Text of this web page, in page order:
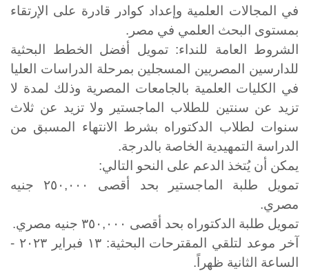
في المجالات العلمية وإعداد كوادر قادرة على الإرتقاء
بمستوى البحث العلمي في مصر.
الشروط العامة للنداء: تمويل أفضل الخطط البحثية
للدارسين المصريين المسجلين بمرحلة الدراسات العليا
في الكليات العلمية بالجامعات المصرية وذلك لمدة لا
تزيد عن سنتين للطلاب الماجستير ولا تزيد عن ثلاث
سنوات لطلاب
الدكتوراه بشرط الانتهاء المسبق من
الدراسة التمهيدية الخاصة بالدرجة.
يمكن أن يُتخذ الدعم على النحو التالي:
تمويل طلبة الماجستير بحد أقصى ٢٥٠,٠٠٠ جنيه
مصري.
تمويل طلبة الدكتوراه بحد أقصى ٣٥٠,٠٠٠ جنيه مصري.
آخر موعد لتلقي المقترحات البحثية: ١٣ فبراير ٢٠٢٣ -
الساعة الثانية ظهراً.